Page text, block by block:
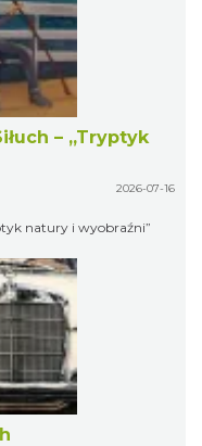
– „Tryptyk
2026-07-16
natury i wyobraźni”